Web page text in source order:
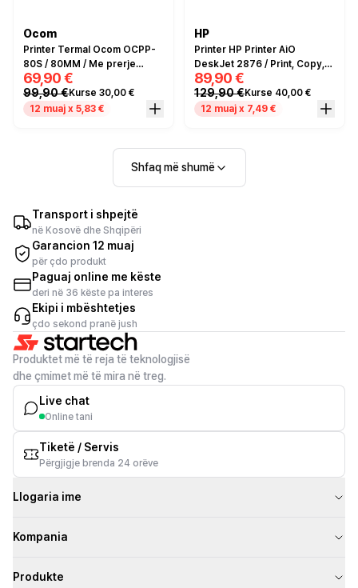
Ocom
Printer Termal Ocom OCPP-
80S / 80MM / Me prerje
automatike /
Usb+RS232+LAN port / I zi
69,90 €
99,90 €Kurse 30,00 €
12 muaj x 5,83 €
HP
Printer HP Printer AiO
DeskJet 2876 / Print, Copy,
Scan / A4 / Color / Up to 20
ppm / Bluetooth / Wifi / e
bardhë
89,90 €
129,90 €Kurse 40,00 €
12 muaj x 7,49 €
Shfaq më shumë
Transport i shpejtë
në Kosovë dhe Shqipëri
Garancion 12 muaj
për çdo produkt
Paguaj online me këste
deri në 36 këste pa interes
Ekipi i mbështetjes
çdo sekond pranë jush
Produktet më të reja të teknologjisë
dhe çmimet më të mira në treg.
Live chat
Online tani
Tiketë / Servis
Përgjigje brenda 24 orëve
Llogaria ime
Kompania
Produkte